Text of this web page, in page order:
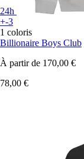
24h
+-3
1 coloris
Billionaire Boys Club
À partir de 170,00 €
78,00 €